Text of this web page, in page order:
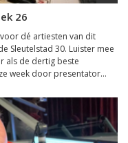
26
dé artiesten van dit
Sleutelstad 30. Luister mee
als de dertig beste
week door presentator...